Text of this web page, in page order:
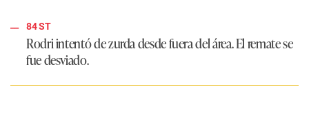
84 ST
Rodri intentó de zurda desde fuera del área. El remate se
fue desviado.